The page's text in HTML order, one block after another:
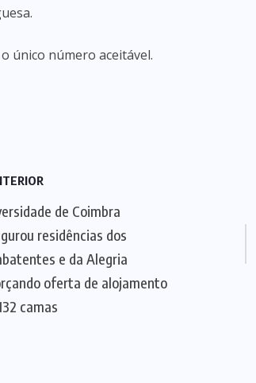
único número aceitável.
de Coimbra
residências dos
e da Alegria
oferta de alojamento
camas